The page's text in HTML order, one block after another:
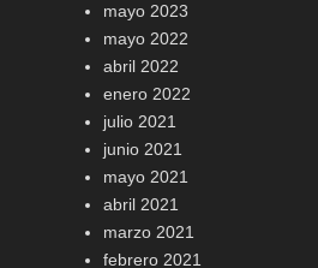
mayo 2023
mayo 2022
abril 2022
enero 2022
julio 2021
junio 2021
mayo 2021
abril 2021
marzo 2021
febrero 2021